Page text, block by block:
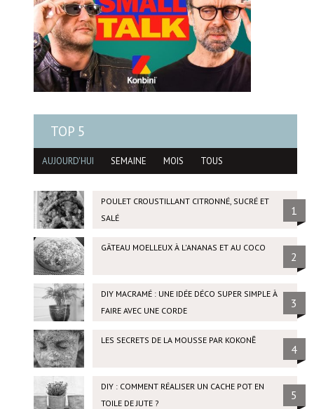
TOP 5
AUJOURD'HUI SEMAINE MOIS TOUS
POULET CROUSTILLANT CITRONNÉ, SUCRÉ ET
SALÉ
1
GÂTEAU MOELLEUX À L'ANANAS ET AU COCO
2
DIY MACRAMÉ : UNE IDÉE DÉCO SUPER SIMPLE À
FAIRE AVEC UNE CORDE
3
LES SECRETS DE LA MOUSSE PAR KOKONĒ
4
DIY : COMMENT RÉALISER UN CACHE POT EN
TOILE DE JUTE ?
5